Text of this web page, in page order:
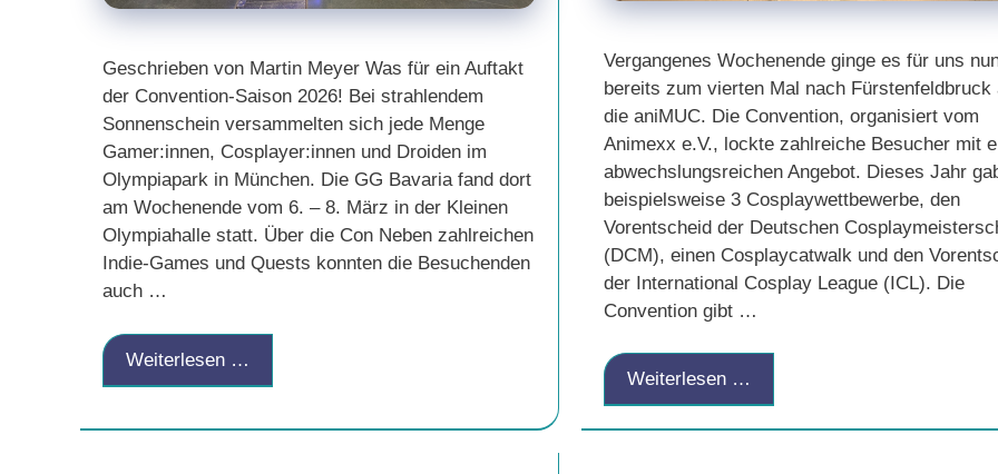
Geschrieben von Martin Meyer Was für ein Auftakt
der Convention-Saison 2026! Bei strahlendem
Sonnenschein versammelten sich jede Menge
Gamer:innen, Cosplayer:innen und Droiden im
Olympiapark in München. Die GG Bavaria fand dort
am Wochenende vom 6. – 8. März in der Kleinen
Olympiahalle statt. Über die Con Neben zahlreichen
Indie-Games und Quests konnten die Besuchenden
auch …
Weiterlesen …
Vergangenes Wochenende ginge es für uns
bereits zum vierten Mal nach Fürstenfeldbruck
die aniMUC. Die Convention, organisiert vom
Animexx e.V., lockte zahlreiche Besucher mit
abwechslungsreichen Angebot. Dieses Jahr
beispielsweise 3 Cosplaywettbewerbe, den
Vorentscheid der Deutschen
(DCM), einen Cosplaycatwalk und den
der International Cosplay League (ICL). Die
Convention gibt …
Weiterlesen …